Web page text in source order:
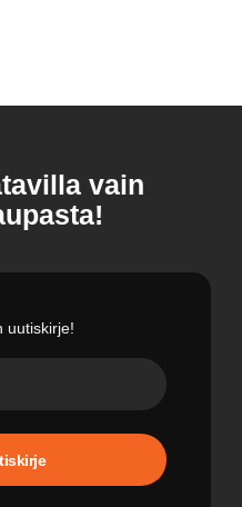
vain
uutiskirje!